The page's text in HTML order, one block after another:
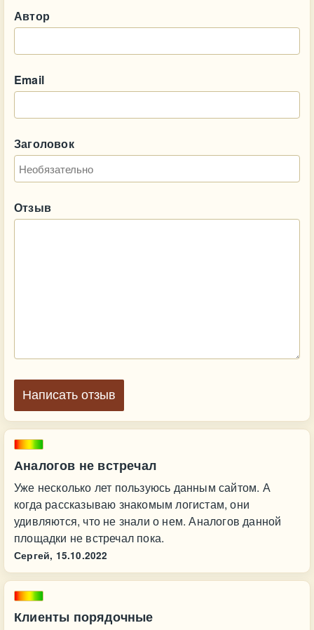
Аналогов не встречал
Уже несколько лет пользуюсь данным сайтом. А
когда рассказываю знакомым логистам, они
удивляются, что не знали о нем. Аналогов данной
площадки не встречал пока.
Сергей, 15.10.2022
Клиенты порядочные
Автор
Email
Заголовок
Отзыв
Написать отзыв